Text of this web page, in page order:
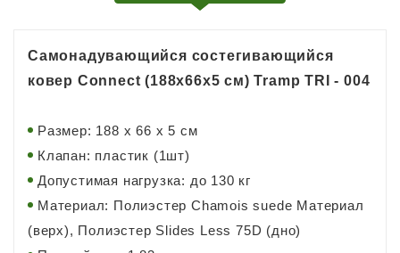
Самонадувающийся состегивающийся
ковер Connect (188x66x5 см) Tramp TRI - 004
Размер: 188 x 66 x 5 см
Клапан: пластик (1шт)
Допустимая нагрузка: до 130 кг
Материал: Полиэстер Сhamois suede Материал
(верх), Полиэстер Slides Less 75D (дно)